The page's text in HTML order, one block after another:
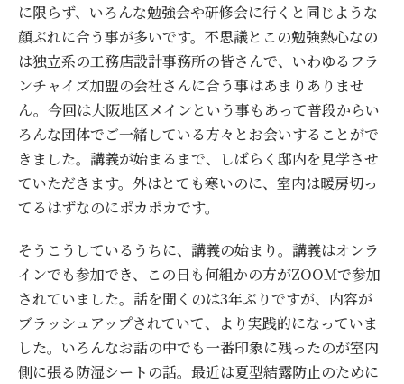
に限らず、いろんな勉強会や研修会に行くと同じような
顔ぶれに合う事が多いです。不思議とこの勉強熱心なの
は独立系の工務店設計事務所の皆さんで、いわゆるフラ
ンチャイズ加盟の会社さんに合う事はあまりありませ
ん。今回は大阪地区メインという事もあって普段からい
ろんな団体でご一緒している方々とお会いすることがで
きました。講義が始まるまで、しばらく邸内を見学させ
ていただきます。外はとても寒いのに、室内は暖房切っ
てるはずなのにポカポカです。
そうこうしているうちに、講義の始まり。講義はオンラ
インでも参加でき、この日も何組かの方がZOOMで参加
されていました。話を聞くのは3年ぶりですが、内容が
ブラッシュアップされていて、より実践的になっていま
した。いろんなお話の中でも一番印象に残ったのが室内
側に張る防湿シートの話。最近は夏型結露防止のために